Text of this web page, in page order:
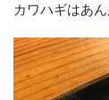
カワハギはあ